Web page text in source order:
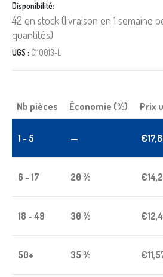
Disponibilité:
42 en stock (livraison en 1 semaine
quantités)
UGS : C110013-L
Nb pièces Économie (%) Prix
1 - 5 — €
6 - 17 20 % €
18 - 49 30 % €
50+ 35 % €